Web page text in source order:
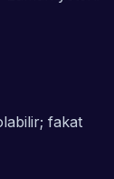
fakat